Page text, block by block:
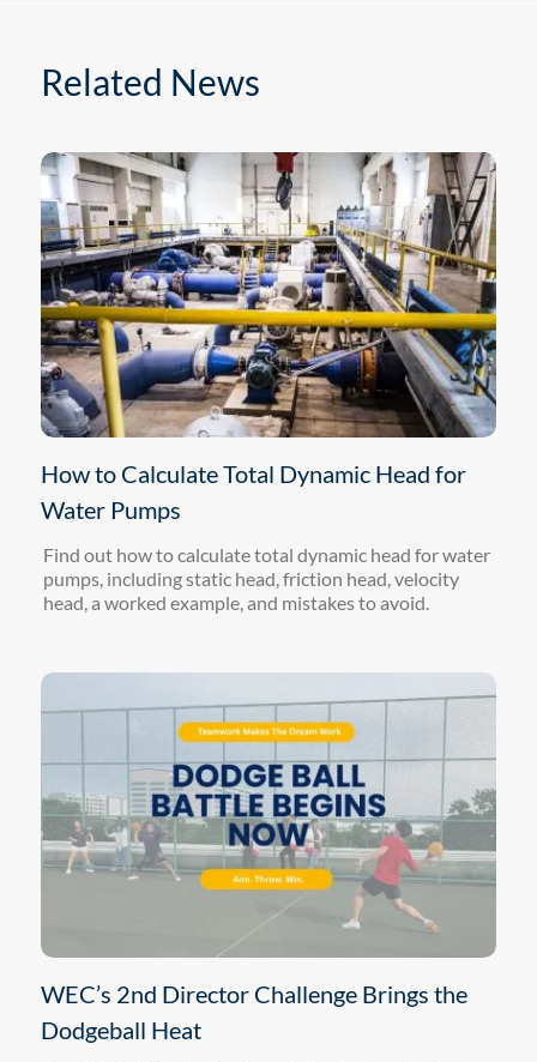
Related News
How to Calculate Total Dynamic Head for
Water Pumps
Find out how to calculate total dynamic head for water
pumps, including static head, friction head, velocity
head, a worked example, and mistakes to avoid.
WEC’s 2nd Director Challenge Brings the
Dodgeball Heat